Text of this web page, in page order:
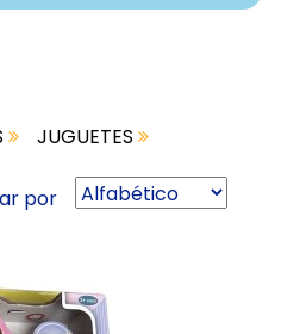
JUGUETES
por